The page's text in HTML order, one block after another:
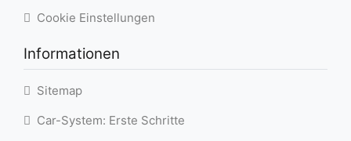
Cookie Einstellungen
Informationen
Sitemap
Car-System: Erste Schritte